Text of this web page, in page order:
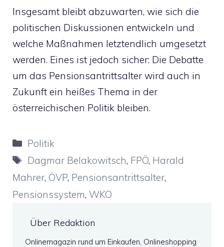
Insgesamt bleibt abzuwarten, wie sich die
politischen Diskussionen entwickeln und
welche Maßnahmen letztendlich umgesetzt
werden. Eines ist jedoch sicher: Die Debatte
um das Pensionsantrittsalter wird auch in
Zukunft ein heißes Thema in der
österreichischen Politik bleiben.
Kategorien
Politik
Schlagwörter
Dagmar Belakowitsch, FPÖ, Harald
Mahrer, ÖVP, Pensionsantrittsalter,
Pensionssystem, WKO
Über Redaktion
Onlinemagazin rund um Einkaufen, Onlineshopping